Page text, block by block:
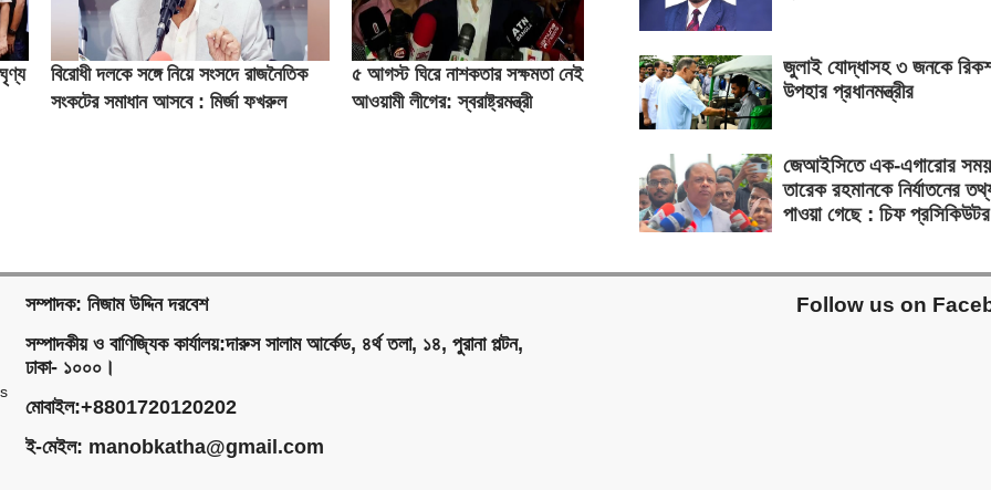
বিরোধী দলকে সঙ্গে নিয়ে সংসদে রাজনৈতিক
সংকটের সমাধান আসবে : মির্জা ফখরুল
৫ আগস্ট ঘিরে নাশকতার সক্ষমতা নেই
আওয়ামী লীগের: স্বরাষ্ট্রমন্ত্রী
জুলাই যোদ্ধাসহ ৩ জনকে
উপহার প্রধানমন্ত্রীর
জেআইসিতে এক-এগারোর সময়
তারেক রহমানকে নির্যাতনের
পাওয়া গেছে : চিফ প্রসিকিউটর
সম্পাদক: নিজাম উদ্দিন দরবেশ
সম্পাদকীয় ও বাণিজ্যিক কার্যালয়:দারুস সালাম আর্কেড, ৪র্থ তলা, ১৪, পুরানা পল্টন,
ঢাকা- ১০০০।
মোবাইল:+8801720120202
ই-মেইল: manobkatha@gmail.com
Follow us on